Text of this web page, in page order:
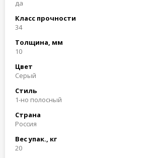
да
Класс прочности
34
Толщина, мм
10
Цвет
Cерый
Стиль
1-но полосный
Страна
Россия
Вес упак., кг
20